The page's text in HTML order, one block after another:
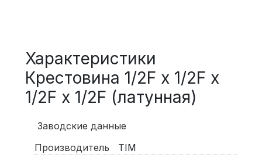
Характеристики
Крестовина 1/2F x 1/2F x
1/2F x 1/2F (латунная)
Заводские данные
Производитель
TIM